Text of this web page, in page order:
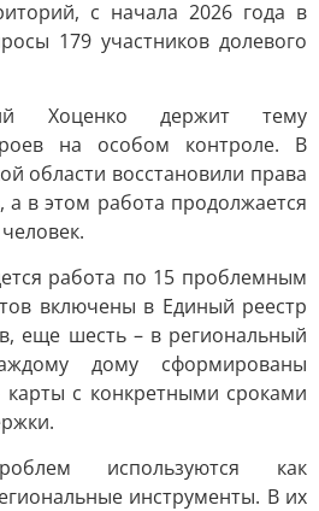
с начала 2026 года в
179 участников долевого
Хоценко держит тему
на особом контроле. В
области восстановили права
в этом работа продолжается
работа по 15 проблемным
включены в Единый реестр
еще шесть – в региональный
дому сформированы
с конкретными сроками
используются как
инструменты. В их